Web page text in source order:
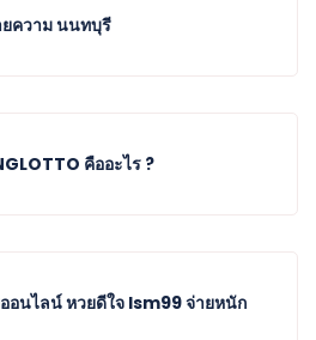
ความ นนทบุรี
คืออะไร ?
อนไลน์ หวยดีใจ lsm99 จ่ายหนัก